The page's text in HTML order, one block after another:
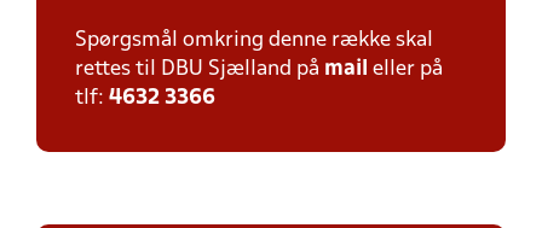
Spørgsmål omkring denne række skal
rettes til DBU Sjælland på mail eller på
tlf: 4632 3366